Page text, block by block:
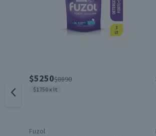
$5250$8890
$1750 x lt
Fuzol